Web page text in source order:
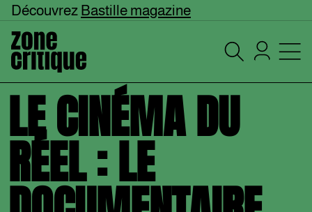
Découvrez Bastille magazine
LE CINÉMA DU
RÉEL : LE